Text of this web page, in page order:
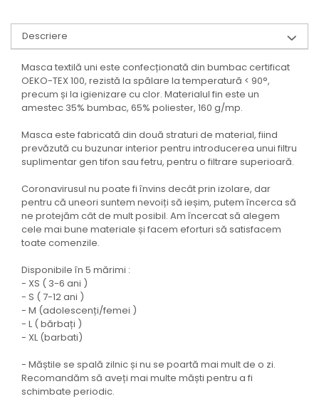
Descriere
Masca textilă uni este confecționată din bumbac certificat
OEKO-TEX 100, rezistă la spălare la temperatură < 90°,
precum și la igienizare cu clor. Materialul fin este un
amestec 35% bumbac, 65% poliester, 160 g/mp.
Masca este fabricată din două straturi de material, fiind
prevăzută cu buzunar interior pentru introducerea unui filtru
suplimentar gen tifon sau fetru, pentru o filtrare superioară.
Coronavirusul nu poate fi învins decât prin izolare, dar
pentru că uneori suntem nevoiți să ieșim, putem încerca să
ne protejăm cât de mult posibil. Am încercat să alegem
cele mai bune materiale și facem eforturi să satisfacem
toate comenzile.
Disponibile în 5 mărimi :
- XS ( 3-6 ani )
- S ( 7-12 ani )
- M (adolescenți/femei )
- L ( bărbați )
- XL (barbati)
- Măștile se spală zilnic și nu se poartă mai mult de o zi.
Recomandăm să aveți mai multe măști pentru a fi
schimbate periodic.